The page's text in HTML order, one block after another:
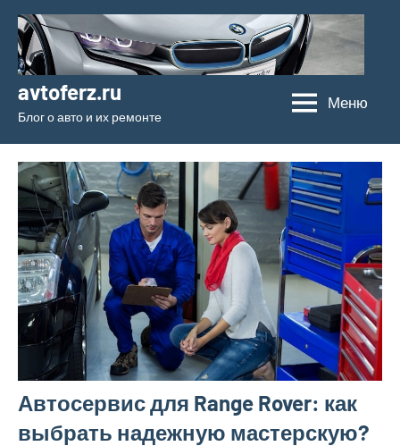
Перейти
содержимому
avtoferz.ru
Блог о авто и их ремонте
Меню
Автосервис для Range Rover: как
выбрать надежную мастерскую?